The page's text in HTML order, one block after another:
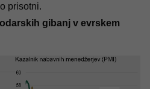
prisotni.
gibanj v evrskem